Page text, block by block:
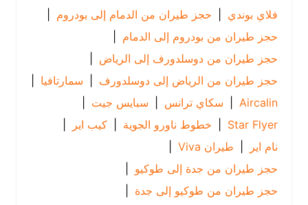
فلاي بوندي | حجز طيران من الدمام إلى بودروم |
حجز طيران من بودروم إلى الدمام
|
حجز طيران من دوسلدورف إلى الرياض
|
حجز طيران من الرياض إلى دوسلدورف | سمارتافيا
|
Aircalin
| سكاي ترانس | سبايس جيت
|
Star Flyer
| خطوط ناورو الجوية | كيب اير |
| طيران Viva
|
حجز طيران من جدة إلى طوكيو |
حجز طيران من طوكيو إلى جدة